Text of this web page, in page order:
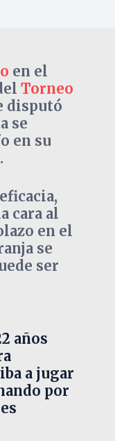
en el
Torneo
disputó
se
en su
cara al
en el
se
ser
años
a jugar
por